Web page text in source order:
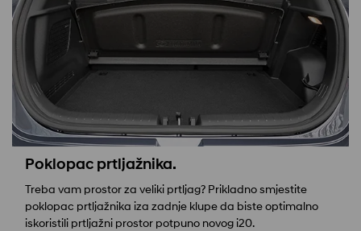
Poklopac prtljažnika.
Treba vam prostor za veliki prtljag? Prikladno smjestite
poklopac prtljažnika iza zadnje klupe da biste optimalno
iskoristili prtljažni prostor potpuno novog i20.